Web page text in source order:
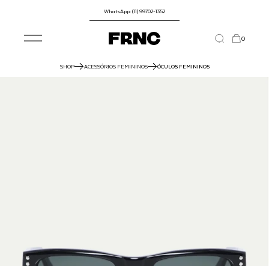
WhatsApp: (11) 99702-1352
0
SHOP ACESSÓRIOS FEMININOS ÓCULOS FEMININOS